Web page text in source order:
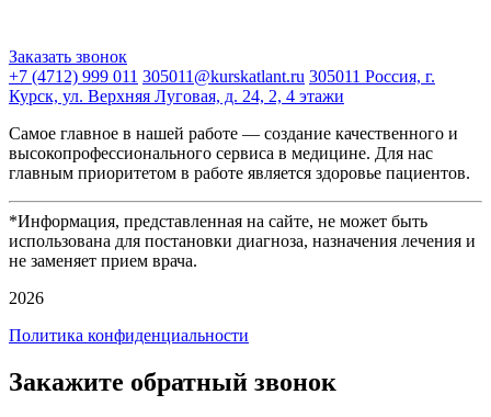
Заказать звонок
+7 (4712) 999 011 305011@kurskatlant.ru 305011 Россия, г.
Курск, ул. Верхняя Луговая, д. 24, 2, 4 этажи
Самое главное в нашей работе — создание качественного и
высокопрофессионального сервиса в медицине. Для нас
главным приоритетом в работе является здоровье пациентов.
*Информация, представленная на сайте, не может быть
использована для постановки диагноза, назначения лечения и
не заменяет прием врача.
2026
Политика конфиденциальности
Закажите обратный звонок